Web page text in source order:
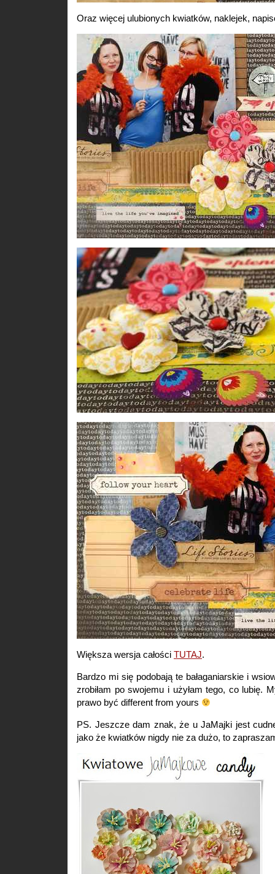
Oraz więcej ulubionych kwiatków, naklejek,
Większa wersja całości TUTAJ.
Bardzo mi się podobają te bałaganiarskie i
zrobiłam po swojemu i użyłam tego, co lubię.
prawo być different from yours
PS. Jeszcze dam znak, że u JaMajki jest
jako że kwiatków nigdy nie za dużo, to